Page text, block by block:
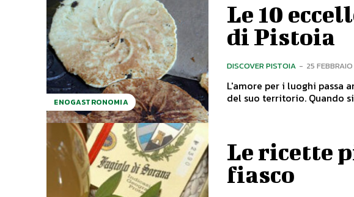
ENOGASTRONOMIA
Le 10
di Pistoia
DISCOVER PISTOIA - 25
L'amore per i luoghi passa
del suo
Le ricette
fiasco